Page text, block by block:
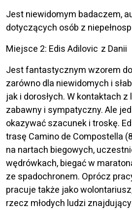
Jest niewidomym badaczem,
dotyczących osób z
Miejsce 2: Edis Adilovic z Danii
Jest fantastycznym wzorem
zarówno dla niewidomych i
jak i dorosłych. W kontaktach
zabawny i sympatyczny. Ale
okazywać szacunek i troskę.
trasę Camino de Compostella
na nartach biegowych,
wędrówkach, biegać w
ze spadochronem. Oprócz
pracuje także jako
rzecz młodych ludzi